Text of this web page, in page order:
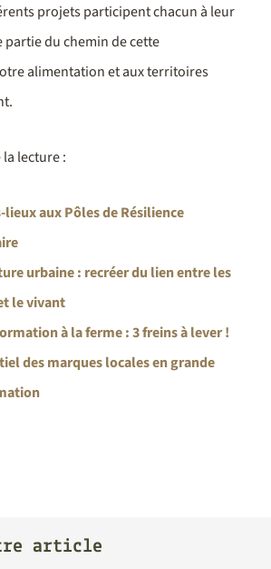
projets participent chacun à leur
partie du chemin de cette
alimentation et aux territoires
lecture :
lieux aux Pôles de Résilience
urbaine : recréer du lien entre les
le vivant
à la ferme : 3 freins à lever !
des marques locales en grande
article